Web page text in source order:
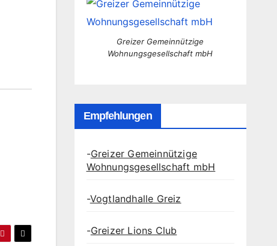
Greizer Gemeinnützige
Wohnungsgesellschaft mbH
Empfehlungen
-Greizer Gemeinnützige
Wohnungsgesellschaft mbH
-Vogtlandhalle Greiz
-Greizer Lions Club